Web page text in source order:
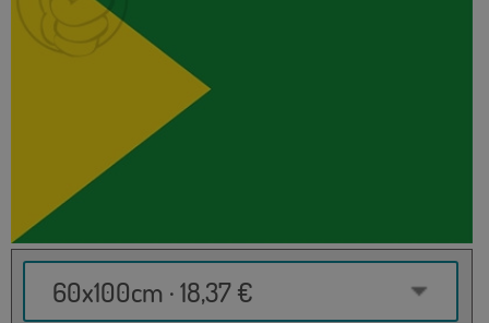
60x100cm · 18,37 €